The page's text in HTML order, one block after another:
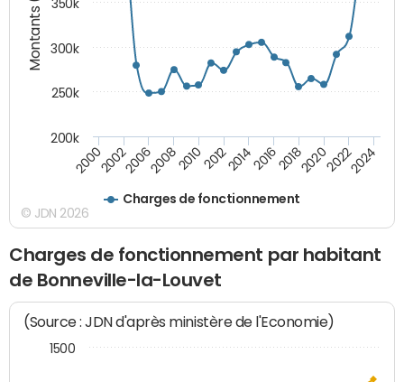
Montants (€)
Charges de fonctionnement
200020022006200820102012201420162018202020222024
200k
250k
300k
350k
© JDN 2026
Charges de fonctionnement par habitant
de Bonneville-la-Louvet
(Source : JDN d'après ministère de l'Economie)
1500